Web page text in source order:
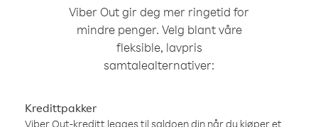
Viber Out gir deg mer ringetid for
mindre penger. Velg blant våre
fleksible, lavpris
samtalealternativer:
Kredittpakker
Viber Out-kreditt legges til saldoen din når du kjøper et